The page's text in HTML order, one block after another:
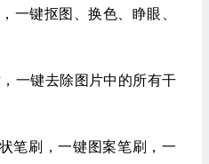
一键抠图、换色、睁眼、
一键去除图片中的所有干
笔刷，一键图案笔刷，一